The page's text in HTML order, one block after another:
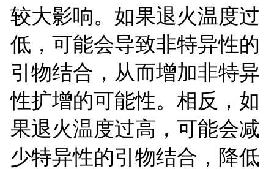
较大影响。如果退火温度过
低，可能会导致非特异性的
引物结合，从而增加非特异
性扩增的可能性。相反，如
果退火温度过高，可能会减
少特异性的引物结合，降低